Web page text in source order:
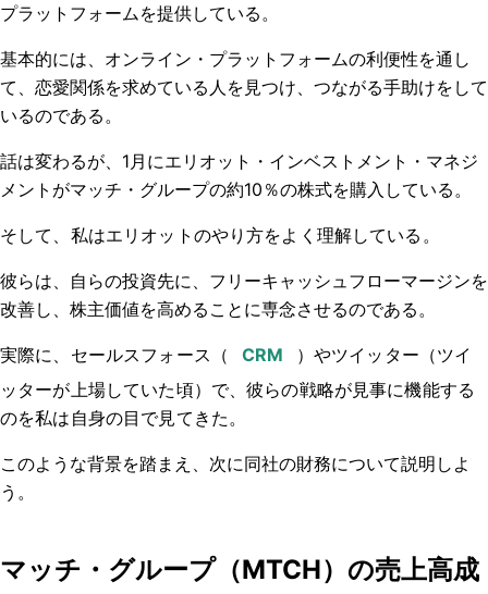
プラットフォームを提供している。
基本的には、オンライン・プラットフォームの利便性を通し
て、恋愛関係を求めている人を見つけ、つながる手助けをして
いるのである。
話は変わるが、1月にエリオット・インベストメント・マネジ
メントがマッチ・グループの約10％の株式を購入している。
そして、私はエリオットのやり方をよく理解している。
彼らは、自らの投資先に、フリーキャッシュフローマージンを
改善し、株主価値を高めることに専念させるのである。
実際に、セールスフォース （
）やツイッター（ツイ
ッターが上場していた頃）で、彼らの戦略が見事に機能する
のを私は自身の目で見てきた。
このような背景を踏まえ、次に同社の財務について説明しよ
う。
マッチ・グループ（MTCH）の売上高成